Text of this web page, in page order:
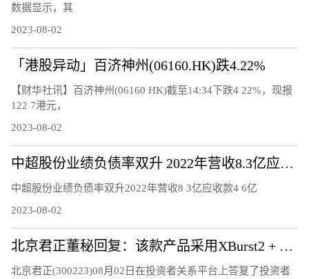
数据显示，其
2023-08-02
「港股异动」百济神州(06160.HK)跌4.22%
【财华社讯】百济神州(06160 HK)截至14:34下跌4 22%，现报
122 7港元，
2023-08-02
中超股份业绩负债率双升 2022年营收8.3亿应收款4.6亿
中超股份业绩负债率双升2022年营收8 3亿应收款4 6亿
2023-08-02
北京君正董秘回复：该款产品采用XBurst2 + NPU，已量产销售
北京君正(300223)08月02日在投资者关系平台上答复了投资者